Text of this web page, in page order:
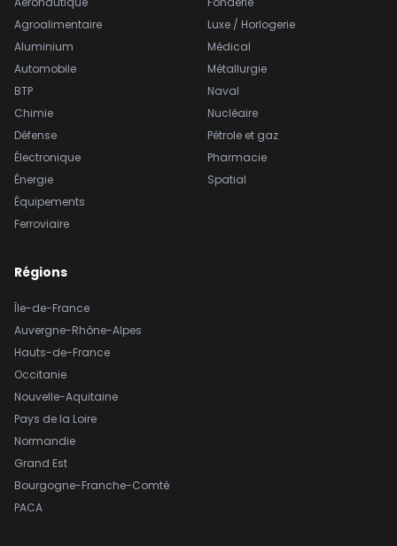
Agroalimentaire
Aluminium
Automobile
BTP
Chimie
Défense
Électronique
Énergie
Équipements
Ferroviaire
Luxe / Horlogerie
Médical
Métallurgie
Naval
Nucléaire
Pétrole et gaz
Pharmacie
Spatial
Régions
Île-de-France
Auvergne-Rhône-Alpes
Hauts-de-France
Occitanie
Nouvelle-Aquitaine
Pays de la Loire
Normandie
Grand Est
Bourgogne-Franche-Comté
PACA